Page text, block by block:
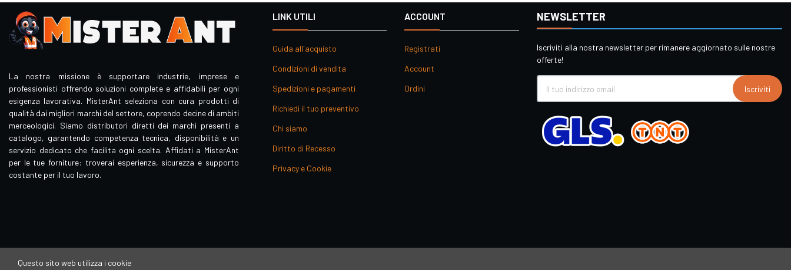
La nostra missione è supportare industrie, imprese e
professionisti offrendo soluzioni complete e affidabili per ogni
esigenza lavorativa. MisterAnt seleziona con cura prodotti di
qualità dai migliori marchi del settore, coprendo decine di ambiti
merceologici. Siamo distributori diretti dei marchi presenti a
catalogo, garantendo competenza tecnica, disponibilità e un
servizio dedicato che facilita ogni scelta. Affidati a MisterAnt
per le tue forniture: troverai esperienza, sicurezza e supporto
costante per il tuo lavoro.
LINK UTILI
Guida all'acquisto
Condizioni di vendita
Spedizioni e pagamenti
Richiedi il tuo preventivo
Chi siamo
Diritto di Recesso
Privacy e Cookie
ACCOUNT
Registrati
Account
Ordini
NEWSLETTER
Iscriviti alla nostra newsletter per rimanere aggiornato sulle nostre
offerte!
Iscriviti
Questo sito web utilizza i cookie